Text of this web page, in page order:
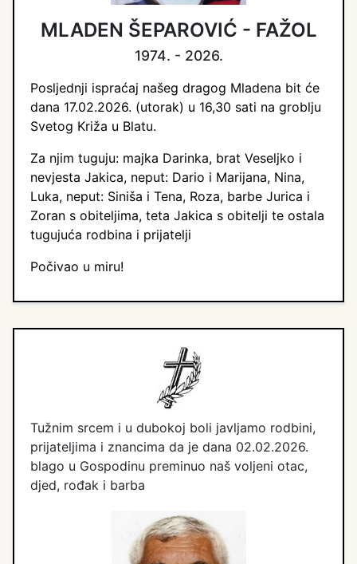
MLADEN ŠEPAROVIĆ - FAŽOL
1974. - 2026.
Posljednji ispraćaj našeg dragog Mladena bit će
dana 17.02.2026. (utorak) u 16,30 sati na groblju
Svetog Križa u Blatu.
Za njim tuguju: majka Darinka, brat Veseljko i
nevjesta Jakica, neput: Dario i Marijana, Nina,
Luka, neput: Siniša i Tena, Roza, barbe Jurica i
Zoran s obiteljima, teta Jakica s obitelji te ostala
tugujuća rodbina i prijatelji
Počivao u miru!
Tužnim srcem i u dubokoj boli javljamo rodbini,
prijateljima i znancima da je dana 02.02.2026.
blago u Gospodinu preminuo naš voljeni otac,
djed, rođak i barba